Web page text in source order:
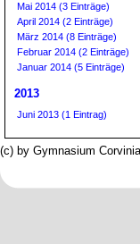
Mai 2014 (3 Einträge)
April 2014 (2 Einträge)
März 2014 (8 Einträge)
Februar 2014 (2 Einträge)
Januar 2014 (5 Einträge)
2013
Juni 2013 (1 Eintrag)
(c) by Gymnasium